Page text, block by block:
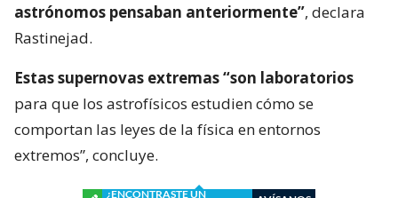
astrónomos pensaban anteriormente”, declara
Rastinejad.
Estas supernovas extremas “son laboratorios
para que los astrofísicos estudien cómo se
comportan las leyes de la física en entornos
extremos”, concluye.
¿ENCONTRASTE UN